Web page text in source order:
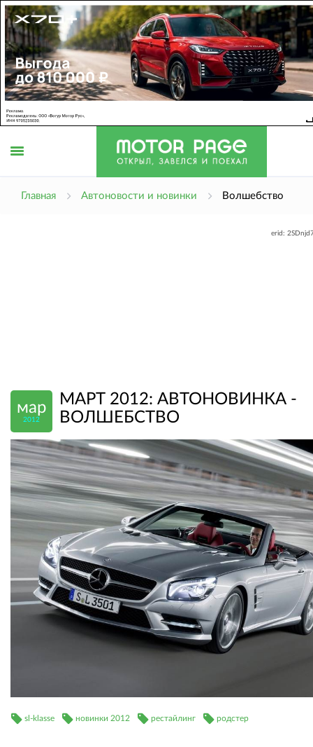
Главная Автоновости и новинки Волшебство
erid:
мар
2012
МАРТ 2012: АВТОНОВИНКА -
ВОЛШЕБСТВО
sl-klasse новинки 2012 рестайлинг родстер